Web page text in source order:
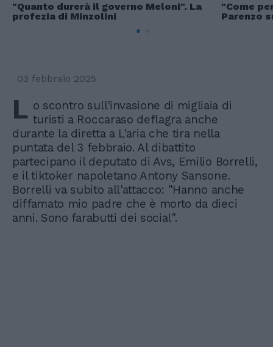
"Quanto durerà il governo Meloni". La
profezia di Minzolini
"Come
Parenzo
03 febbraio 2025
L o scontro sull'invasione di migliaia di
turisti a Roccaraso deflagra anche
durante la diretta a L'aria che tira nella
puntata del 3 febbraio. Al dibattito
partecipano il deputato di Avs, Emilio Borrelli,
e il tiktoker napoletano Antony Sansone.
Borrelli va subito all'attacco: "Hanno anche
diffamato mio padre che è morto da dieci
anni. Sono farabutti dei social".